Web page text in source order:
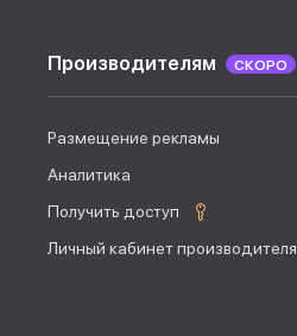
Производителям СКОРО
Размещение рекламы
Аналитика
Получить доступ
Личный кабинет производителя